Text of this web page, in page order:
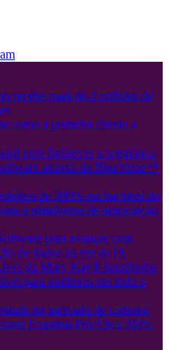
recebe mais de 4 milhões de
como a primeira cliente a
para fortalecer a segurança
através da BlueVerse™
de 380% em backtest do
a plataforma de negociação
para avançar com
de dados na era da IA
da Mary Kay® transforma
para mulheres em todo o
no mercado de carbono
Empresa Pró-Ética 2025-